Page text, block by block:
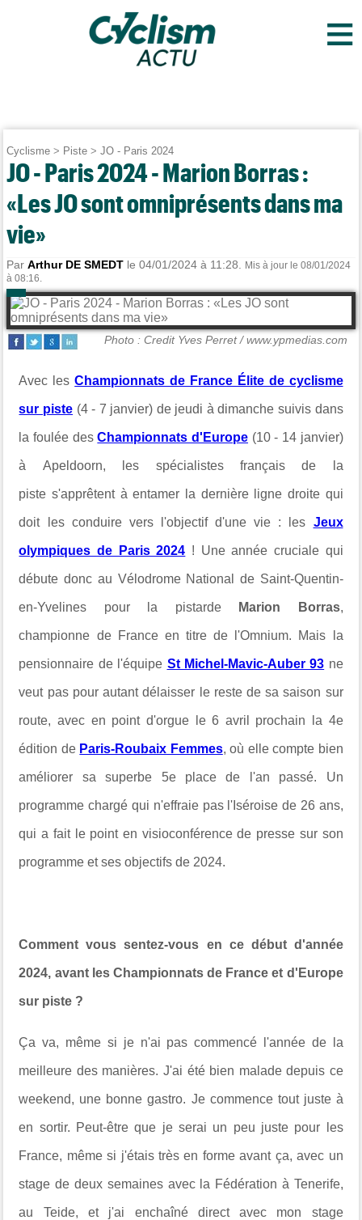
≡
Cyclisme > Piste >JO - Paris 2024
JO - Paris 2024 - Marion Borras :
«Les JO sont omniprésents dans ma
vie»
ParArthur DE SMEDT le 04/01/2024 à 11:28.
Mis à jour le 08/01/2024
à 08:16.
Photo : Credit Yves Perret / www.ypmedias.com
Avec lesChampionnats de France Élite de cyclisme
sur piste (4 - 7 janvier) de jeudi à dimanche suivis dans
la foulée desChampionnats d'Europe (10 - 14 janvier)
à Apeldoorn, les spécialistes français de la
piste s'apprêtent à entamer la dernière ligne droite qui
doit les conduire vers l'objectif d'une vie : les Jeux
olympiques de Paris 2024 ! Une année cruciale qui
débute donc au Vélodrome National de Saint-Quentin-
en-Yvelines pour la pistarde Marion Borras,
championne de France en titre de l'Omnium. Mais la
pensionnaire de l'équipe St Michel-Mavic-Auber 93 ne
veut pas pour autant délaisser le reste de sa saison sur
route, avec en point d'orgue le 6 avril prochain la 4e
édition de Paris-Roubaix Femmes, où elle compte bien
améliorer sa superbe 5e place de l'an passé. Un
programme chargé qui n'effraie pas l'Iséroise de 26 ans,
qui a fait le point en visioconférence de presse sur son
programme et ses objectifs de 2024.
Comment vous sentez-vous en ce début d'année
2024, avant les Championnats de France et d'Europe
sur piste ?
Ça va, même si je n'ai pas commencé l'année de la
meilleure des manières. J'ai été bien malade depuis ce
weekend, une bonne gastro. Je commence tout juste à
en sortir. Peut-être que je serai un peu juste pour les
France, même si j'étais très en forme avant ça, avec un
stage de deux semaines avec la Fédération à Tenerife,
au Teide, et j'ai enchaîné direct avec mon stage